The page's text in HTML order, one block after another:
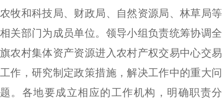
农牧和科技局、财政局、自然资源局、林草局等
相关部门为成员单位。领导小组负责统筹协调全
旗农村集体资产资源进入农村产权交易中心交易
工作，研究制定政策措施，解决工作中的重大问
题。各地要成立相应的工作机构，明确职责分